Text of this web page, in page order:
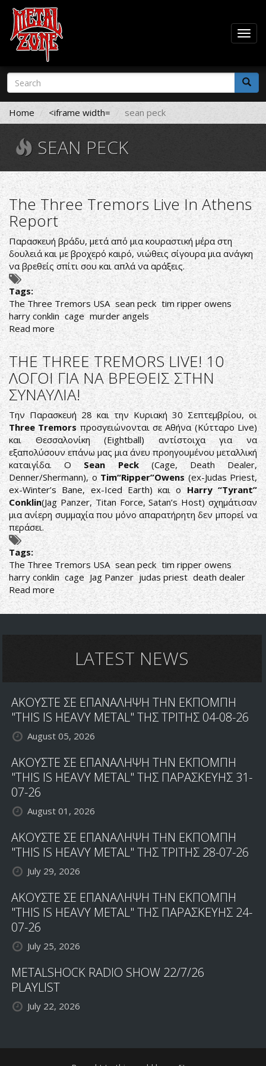
Skip
main
content
Search
form
Search
Home <iframe width= sean peck
SEAN PECK
The Three Tremors Live In Athens
Report
Παρασκευή βράδυ, μετά από μια κουραστική μέρα στη
δουλειά και με βροχερό καιρό, νιώθεις σίγουρα μια ανάγκη
να βρεθείς σπίτι σου και απλά να αράξεις.
Tags:
The Three Tremors USA sean peck tim ripper owens
harry conklin cage murder angels
Read more about
The
Three
Tremors
Live
In
Athens
Report
THE THREE TREMORS LIVE! 10
ΛΟΓΟΙ ΓΙΑ ΝΑ ΒΡΕΘΕΙΣ ΣΤΗΝ
ΣΥΝΑΥΛΙΑ!
Την Παρασκευή 28 και την Κυριακή 30 Σεπτεμβρίου, οι
Three Tremorsπροσγειώνονται σε Αθήνα (Κύτταρο Live)
και Θεσσαλονίκη (Eightball) αντίστοιχα για να
εξαπολύσουν επάνω μας μια άνευ προηγουμένου μεταλλική
καταιγίδα. ΟSean Peck(Cage, Death Dealer,
Denner/Shermann), ο Tim“Ripper”Owens(ex-Judas Priest,
ex-Winter’s Bane, ex-Iced Earth) και οHarry “Tyrant”
Conklin(Jag Panzer, Titan Force, Satan’s Host) σχημάτισαν
μια ανίερη συμμαχία που μόνο απαρατήρητη δεν μπορεί να
περάσει.
Tags:
The Three Tremors USA sean peck tim ripper owens
harry conklin cage Jag Panzer judas priest death dealer
Read more about
THE
THREE
ΛΟΓΟΙ
ΒΡΕΘΕΙΣ
ΣΤΗΝ
LATEST NEWS
ΑΚΟΥΣΤΕ ΣΕ ΕΠΑΝΑΛΗΨΗ ΤΗΝ ΕΚΠΟΜΠΗ
"THIS IS HEAVY METAL" ΤΗΣ ΤΡΙΤΗΣ 04-08-26
August 05, 2026
ΑΚΟΥΣΤΕ ΣΕ ΕΠΑΝΑΛΗΨΗ ΤΗΝ ΕΚΠΟΜΠΗ
"THIS IS HEAVY METAL" ΤΗΣ ΠΑΡΑΣΚΕΥΗΣ 31-
07-26
August 01, 2026
ΑΚΟΥΣΤΕ ΣΕ ΕΠΑΝΑΛΗΨΗ ΤΗΝ ΕΚΠΟΜΠΗ
"THIS IS HEAVY METAL" ΤΗΣ ΤΡΙΤΗΣ 28-07-26
July 29, 2026
ΑΚΟΥΣΤΕ ΣΕ ΕΠΑΝΑΛΗΨΗ ΤΗΝ ΕΚΠΟΜΠΗ
"THIS IS HEAVY METAL" ΤΗΣ ΠΑΡΑΣΚΕΥΗΣ 24-
07-26
July 25, 2026
METALSHOCK RADIO SHOW 22/7/26
PLAYLIST
July 22, 2026